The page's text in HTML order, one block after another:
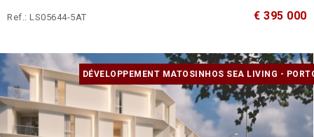
Ref.: LS05644-5AT € 395 000
DÉVELOPPEMENT MATOSINHOS SEA LIVING -